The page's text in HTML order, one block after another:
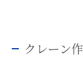
クレーン